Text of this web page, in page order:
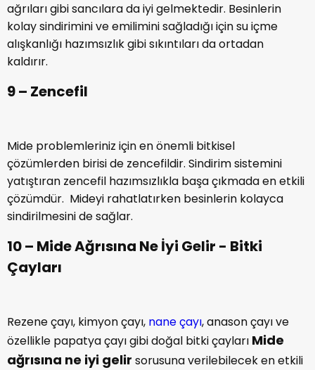
ağrıları gibi sancılara da iyi gelmektedir. Besinlerin
kolay sindirimini ve emilimini sağladığı için su içme
alışkanlığı hazımsızlık gibi sıkıntıları da ortadan
kaldırır.
9 – Zencefil
Mide problemleriniz için en önemli bitkisel
çözümlerden birisi de zencefildir. Sindirim sistemini
yatıştıran zencefil hazımsızlıkla başa çıkmada en etkili
çözümdür. Mideyi rahatlatırken besinlerin kolayca
sindirilmesini de sağlar.
10 – Mide Ağrısına Ne İyi Gelir - Bitki
Çayları
Rezene çayı, kimyon çayı, nane çayı, anason çayı ve
özellikle papatya çayı gibi doğal bitki çayları Mide
ağrısına ne iyi gelir sorusuna verilebilecek en etkili